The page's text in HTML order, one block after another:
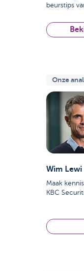
beurstips
Onze
Wim Lewi
Maak
KBC